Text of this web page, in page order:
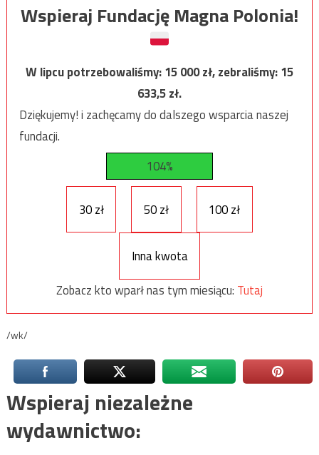
Wspieraj Fundację Magna Polonia!
W lipcu potrzebowaliśmy:15 000zł, zebraliśmy:15
633,5zł.
Dziękujemy! i zachęcamy do dalszego wsparcia naszej
fundacji.
104%
30 zł 50 zł 100 zł
Inna kwota
Zobacz kto wparł nas tym miesiącu: Tutaj
/wk/
Wspieraj niezależne
wydawnictwo: